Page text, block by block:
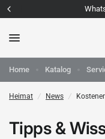
Home Katalog
Heimat / News /
Tipps &